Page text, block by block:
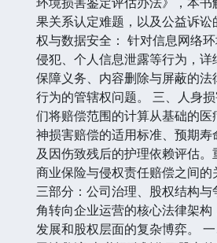
果关系认定难题，以及公益诉
权与数据安全： 针对信息网络
侵犯、个人信息泄露等行为，
保障义务、内容删除与屏蔽的
行为的管辖权问题。 三、人身
们将赔偿范围的计算从基础的
神损害赔偿的适用标准、预期
及因伤致残后的护理依赖评估。
商业保险与侵权责任赔偿之间
三部分：公司治理、股权结构
角转向企业运营的核心法律架
发展和股权层面的复杂博弈。